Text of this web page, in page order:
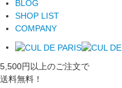
BLOG
SHOP LIST
COMPANY
5,500円以上のご注文で
送料無料！